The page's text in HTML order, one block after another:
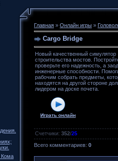
Главная » Онлайн игры »
Cargo Bridge
Новый качественный симулятор
строительства мостов.
проверьте его надежность, а
инженерные способности.
рабочим собрать предметы,
находятся на другой стороне
лидером на доске почета.
Играть онлайн
Счетчики: 352/25
Всего комментариев: 0